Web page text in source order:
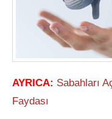
AYRICA: Sabahları
Faydası